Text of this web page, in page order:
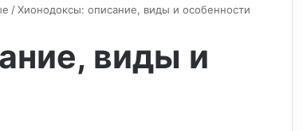
/Хионодоксы: описание, виды и особенности
виды и